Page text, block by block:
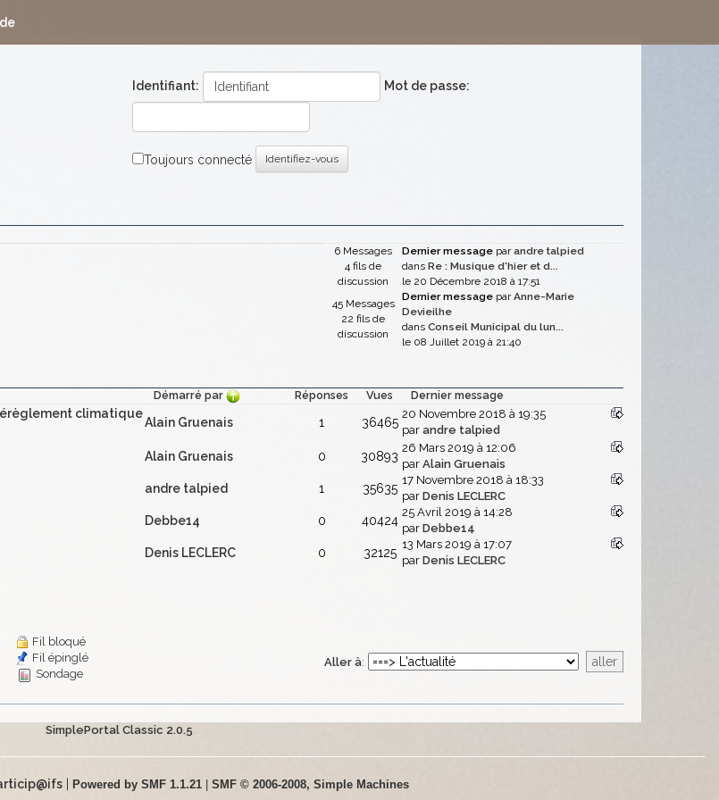
Identifiant: Mot de passe:
Toujours connecté Identifiez-vous
6 Messages
4 fils de
discussion
Dernier message parandre talpied
dans Re : Musique d'hier et d...
le 20 Décembre 2018 à 17:51
45 Messages
22 fils de
discussion
Dernier message parAnne-Marie
Devieilhe
dans Conseil Municipal du lun...
le 08 Juillet 2019 à 21:40
Démarré par Réponses Vues Dernier message
climatique
Alain Gruenais 1 36465
20 Novembre 2018 à 19:35
par andre talpied
Alain Gruenais 0 30893
26 Mars 2019 à 12:06
par Alain Gruenais
andre talpied 1 35635
17 Novembre 2018 à 18:33
par Denis LECLERC
Debbe14 0 40424
25 Avril 2019 à 14:28
par Debbe14
Denis LECLERC 0 32125
13 Mars 2019 à 17:07
par Denis LECLERC
Fil bloqué
Fil épinglé
Sondage
Aller à:
SimplePortal Classic 2.0.5
Powered by SMF 1.1.21 SMF © 2006-2008, Simple Machines